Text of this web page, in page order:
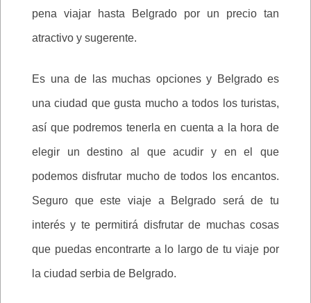
pena viajar hasta Belgrado por un precio tan
atractivo y sugerente.
Es una de las muchas opciones y Belgrado es
una ciudad que gusta mucho a todos los turistas,
así que podremos tenerla en cuenta a la hora de
elegir un destino al que acudir y en el que
podemos disfrutar mucho de todos los encantos.
Seguro que este viaje a Belgrado será de tu
interés y te permitirá disfrutar de muchas cosas
que puedas encontrarte a lo largo de tu viaje por
la ciudad serbia de Belgrado.